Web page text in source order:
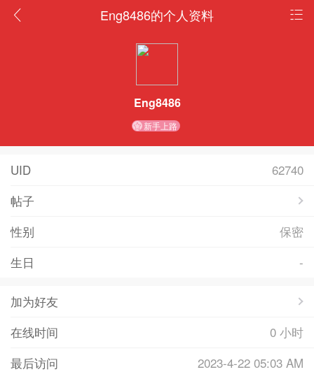
Eng8486的个人资料
Eng8486
新手上路
UID
62740
帖子
性别
保密
生日
-
加为好友
在线时间
0 小时
最后访问
2023-4-22 05:03 AM